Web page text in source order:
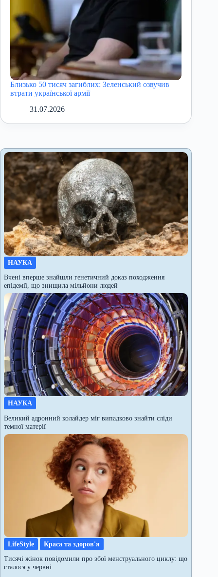
Близько 50 тисяч загиблих: Зеленський озвучив
втрати української армії
31.07.2026
НАУКА
Вчені вперше знайшли генетичний доказ походження
епідемії, що знищила мільйони людей
НАУКА
Великий адронний колайдер міг випадково знайти сліди
темної матерії
LifeStyle
Краса та здоров'я
Тисячі жінок повідомили про збої менструального циклу: що
сталося у червні